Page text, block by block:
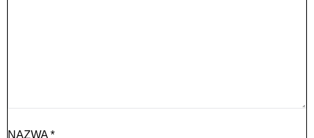
NAZWA*